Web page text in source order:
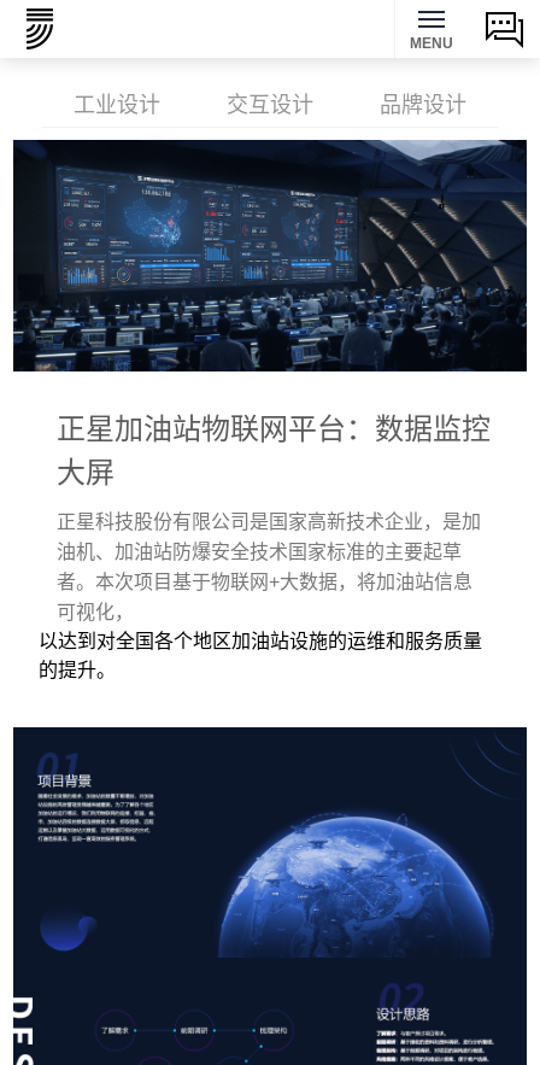
MENU
工业设计 交互设计 品牌设计
正星加油站物联网平台：数据监控
大屏
正星科技股份有限公司是国家高新技术企业，是加
油机、加油站防爆安全技术国家标准的主要起草
者。本次项目基于物联网+大数据，将加油站信息
可视化，
以达到对全国各个地区加油站设施的运维和服务质量
的提升。